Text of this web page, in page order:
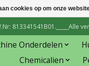
813341541B01._____Alle
Onderdelen
Chemicalien
cookies op om onze